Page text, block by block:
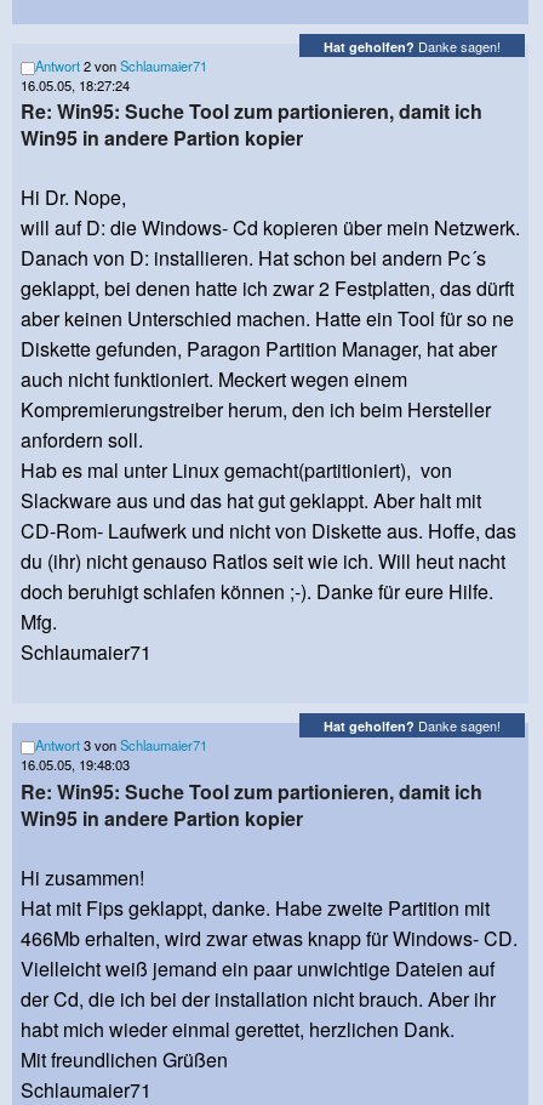
Hat geholfen? Danke sagen!
Antwort2 vonSchlaumaier71
16.05.05, 18:27:24
Re: Win95: Suche Tool zum partionieren, damit ich
Win95 in andere Partion kopier
Hi Dr. Nope,
will auf D: die Windows- Cd kopieren über mein Netzwerk.
Danach von D: installieren. Hat schon bei andern Pc´s
geklappt, bei denen hatte ich zwar 2 Festplatten, das dürft
aber keinen Unterschied machen. Hatte ein Tool für so ne
Diskette gefunden, Paragon Partition Manager, hat aber
auch nicht funktioniert. Meckert wegen einem
Kompremierungstreiber herum, den ich beim Hersteller
anfordern soll.
Hab es mal unter Linux gemacht(partitioniert), von
Slackware aus und das hat gut geklappt. Aber halt mit
CD-Rom- Laufwerk und nicht von Diskette aus. Hoffe, das
du (ihr) nicht genauso Ratlos seit wie ich. Will heut nacht
doch beruhigt schlafen können ;-). Danke für eure Hilfe.
Mfg.
Schlaumaier71
Hat geholfen? Danke sagen!
Antwort3 vonSchlaumaier71
16.05.05, 19:48:03
Re: Win95: Suche Tool zum partionieren, damit ich
Win95 in andere Partion kopier
Hi zusammen!
Hat mit Fips geklappt, danke. Habe zweite Partition mit
466Mb erhalten, wird zwar etwas knapp für Windows- CD.
Vielleicht weiß jemand ein paar unwichtige Dateien auf
der Cd, die ich bei der installation nicht brauch. Aber ihr
habt mich wieder einmal gerettet, herzlichen Dank.
Mit freundlichen Grüßen
Schlaumaier71